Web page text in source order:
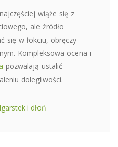
wiąże się z
ale źródło
się w łokciu, obręczy
Kompleksowa ocena i
pozwalają ustalić
dolegliwości.
i dłoń